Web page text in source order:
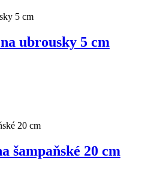
ubrousky 5 cm
šampaňské 20 cm